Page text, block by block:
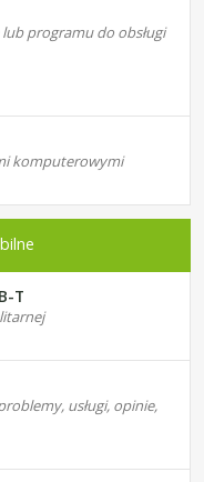
programu do obsługi
komputerowymi
T
usługi, opinie,